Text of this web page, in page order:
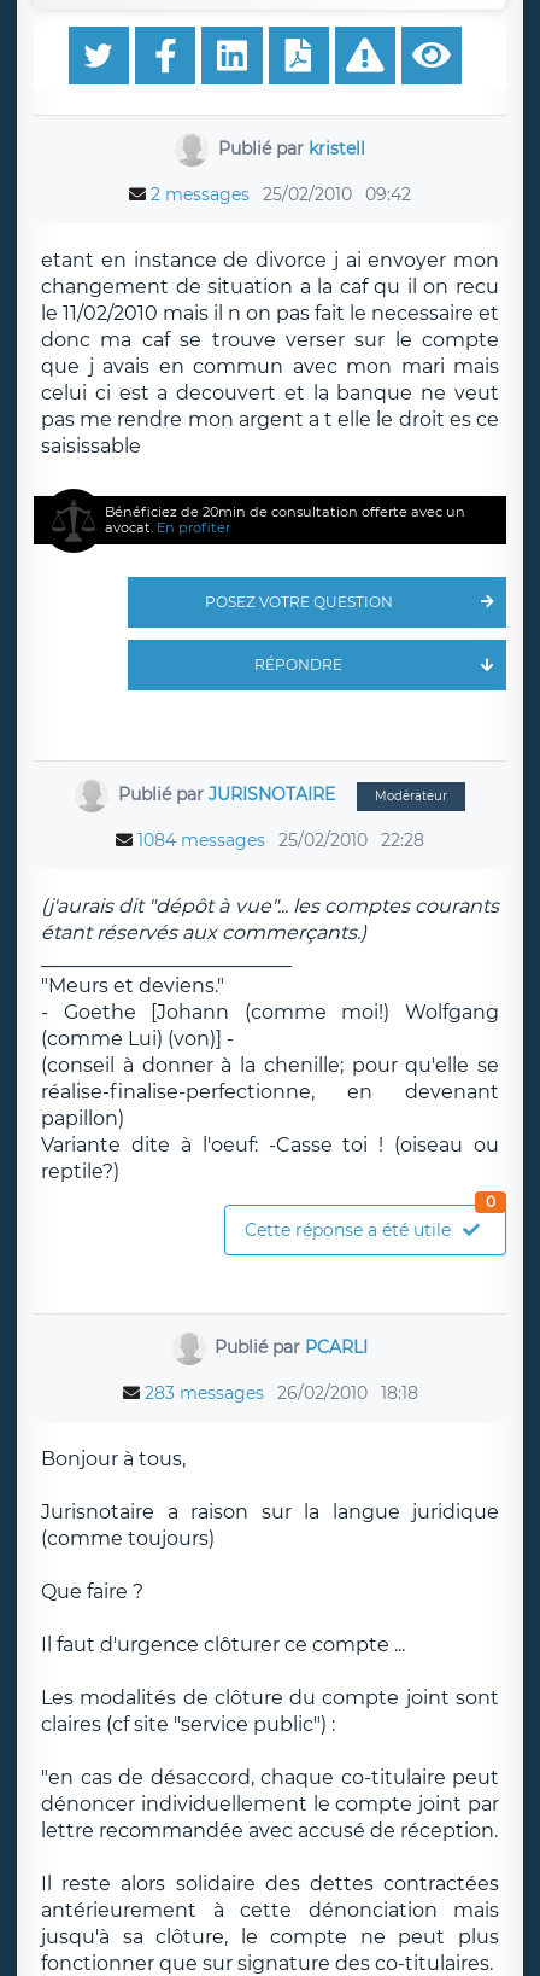
Publié par kristell
2 messages 25/02/2010 09:42
etant en instance de divorce j ai envoyer mon
changement de situation a la caf qu il on recu
le 11/02/2010 mais il n on pas fait le necessaire et
donc ma caf se trouve verser sur le compte
que j avais en commun avec mon mari mais
celui ci est a decouvert et la banque ne veut
pas me rendre mon argent a t elle le droit es ce
saisissable
Bénéficiez de 20min de consultation offerte avec un
avocat. En profiter
POSEZ VOTRE QUESTION
RÉPONDRE
Publié par JURISNOTAIRE Modérateur
1084 messages 25/02/2010 22:28
(j'aurais dit "dépôt à vue"... les comptes courants
étant réservés aux commerçants.)
"Meurs et deviens."
- Goethe [Johann (comme moi!) Wolfgang
(comme Lui) (von)] -
(conseil à donner à la chenille; pour qu'elle se
réalise-finalise-perfectionne, en devenant
papillon)
Variante dite à l'oeuf: -Casse toi ! (oiseau ou
reptile?)
Cette réponse a été utile
0
Publié par PCARLI
283 messages 26/02/2010 18:18
Bonjour à tous,
Jurisnotaire a raison sur la langue juridique
(comme toujours)
Que faire ?
Il faut d'urgence clôturer ce compte ...
Les modalités de clôture du compte joint sont
claires (cf site "service public") :
"en cas de désaccord, chaque co-titulaire peut
dénoncer individuellement le compte joint par
lettre recommandée avec accusé de réception.
Il reste alors solidaire des dettes contractées
antérieurement à cette dénonciation mais
jusqu'à sa clôture, le compte ne peut plus
fonctionner que sur signature des co-titulaires.